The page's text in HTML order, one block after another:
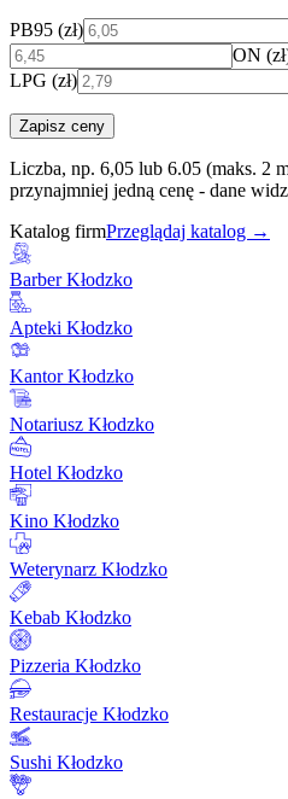
PB95 (zł)
ON
LPG (zł)
Zapisz ceny
Liczba, np. 6,05 lub 6.05 (maks. 2
przynajmniej jedną cenę - dane
Katalog firmPrzeglądaj katalog →
Barber Kłodzko
Apteki Kłodzko
Kantor Kłodzko
Notariusz Kłodzko
Hotel Kłodzko
Kino Kłodzko
Weterynarz Kłodzko
Kebab Kłodzko
Pizzeria Kłodzko
Restauracje Kłodzko
Sushi Kłodzko